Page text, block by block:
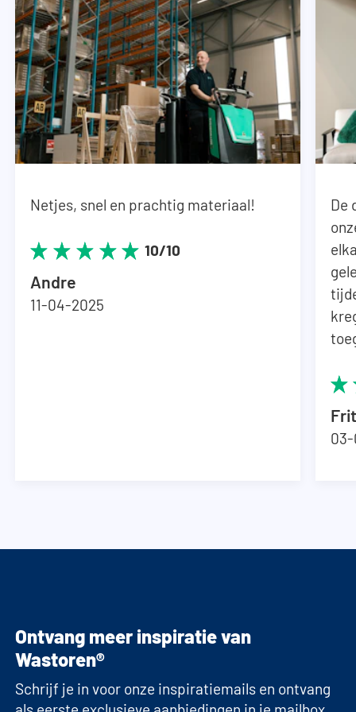
Kleur uitschuifbare delen: Antraciet
Netjes, snel en prachtig materiaal!
10/10
Andre
11-04-2025
De
Ontvang meer inspiratie van
Wastoren®
Schrijf je in voor onze inspiratiemails en ontvang